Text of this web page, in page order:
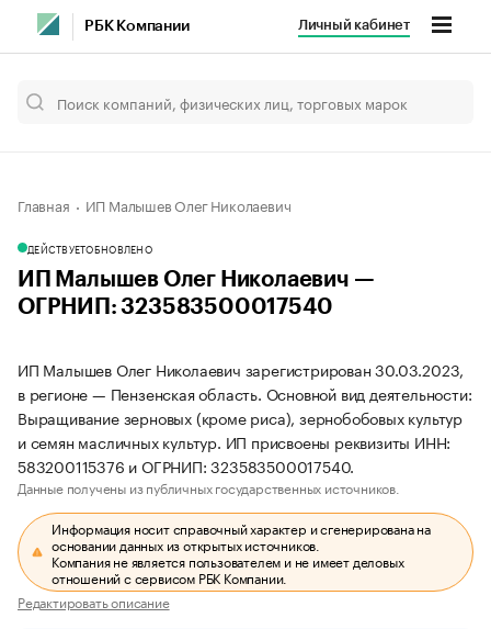
РБК Компании Личный кабинет
Главная ИП Малышев Олег Николаевич
ДЕЙСТВУЕТОБНОВЛЕНО
ИП Малышев Олег Николаевич —
ОГРНИП: 323583500017540
ИП Малышев Олег Николаевич зарегистрирован 30.03.2023,
в регионе — Пензенская область. Основной вид деятельности:
Выращивание зерновых (кроме риса), зернобобовых культур
и семян масличных культур. ИП присвоены реквизиты ИНН:
583200115376 и ОГРНИП: 323583500017540.
Данные получены из публичных государственных источников.
Информация носит справочный характер и сгенерирована на
основании данных из открытых источников.
Компания не является пользователем и не имеет деловых
отношений с сервисом РБК Компании.
Редактировать описание